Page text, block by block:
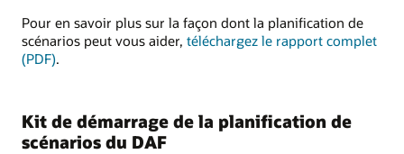
Pour en savoir plus sur la façon dont la planification de
scénarios peut vous aider, téléchargez le rapport complet
(PDF).
Kit de démarrage de la planification de
scénarios du DAF